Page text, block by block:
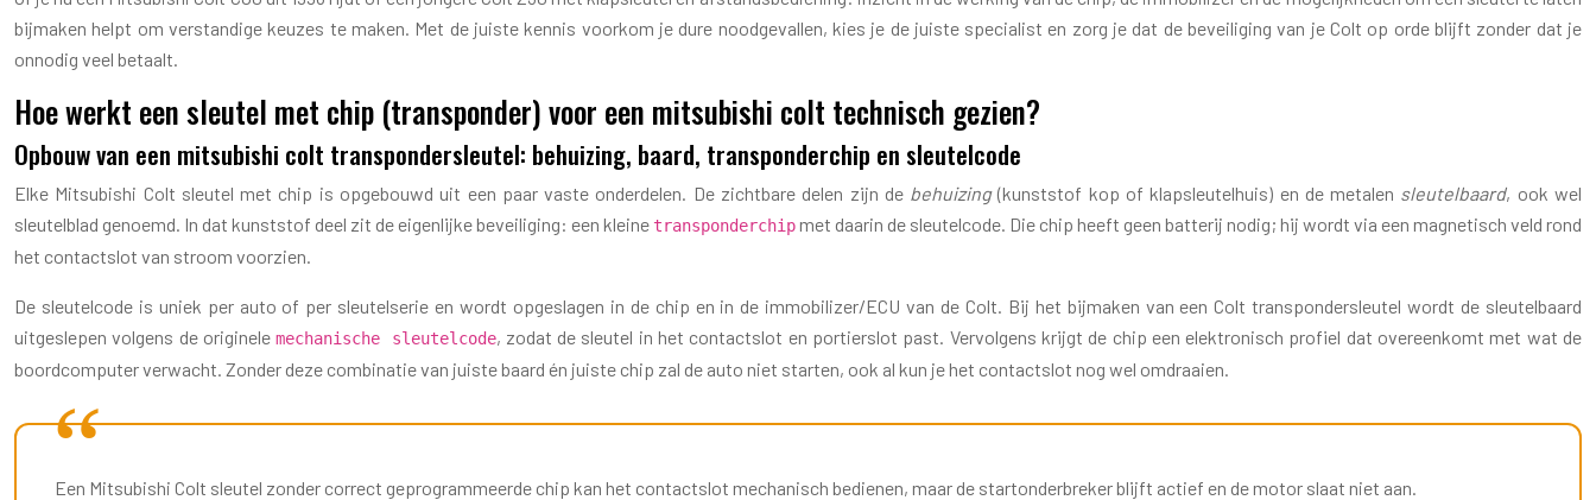
bijmaken helpt om verstandige keuzes te maken. Met de juiste kennis voorkom je dure noodgevallen, kies je de juiste specialist en zorg je dat de beveiliging van je Colt op orde blijft zonder dat je
onnodig veel betaalt.
Hoe werkt een sleutel met chip (transponder) voor een mitsubishi colt technisch gezien?
Opbouw van een mitsubishi colt transpondersleutel: behuizing, baard, transponderchip en sleutelcode
Elke Mitsubishi Colt sleutel met chip is opgebouwd uit een paar vaste onderdelen. De zichtbare delen zijn de behuizing(kunststof kop of klapsleutelhuis) en de metalen sleutelbaard, ook wel
sleutelblad genoemd. In dat kunststof deel zit de eigenlijke beveiliging: een kleine transponderchipmet daarin de sleutelcode. Die chip heeft geen batterij nodig; hij wordt via een magnetisch veld rond
het contactslot van stroom voorzien.
De sleutelcode is uniek per auto of per sleutelserie en wordt opgeslagen in de chip en in de immobilizer/ECU van de Colt. Bij het bijmaken van een Colt transpondersleutel wordt de sleutelbaard
uitgeslepen volgens de originelemechanische sleutelcode, zodat de sleutel in het contactslot en portierslot past. Vervolgens krijgt de chip een elektronisch profiel dat overeenkomt met wat de
boordcomputer verwacht. Zonder deze combinatie van juiste baard én juiste chip zal de auto niet starten, ook al kun je het contactslot nog wel omdraaien.
Een Mitsubishi Colt sleutel zonder correct geprogrammeerde chip kan het contactslot mechanisch bedienen, maar de startonderbreker blijft actief en de motor slaat niet aan.